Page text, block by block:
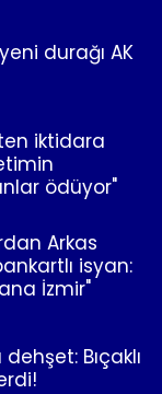
durağı AK
iktidara
ödüyor"
Arkas
isyan:
İzmir"
Bıçaklı